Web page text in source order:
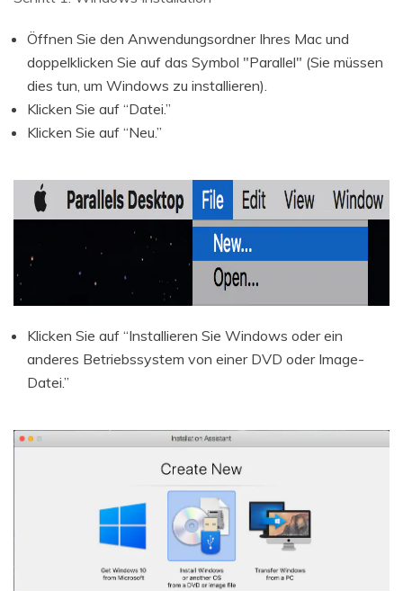
Öffnen Sie den Anwendungsordner Ihres Mac und
doppelklicken Sie auf das Symbol "Parallel" (Sie müssen
dies tun, um Windows zu installieren).
Klicken Sie auf “Datei.”
Klicken Sie auf “Neu.”
Klicken Sie auf “Installieren Sie Windows oder ein
anderes Betriebssystem von einer DVD oder Image-
Datei.”